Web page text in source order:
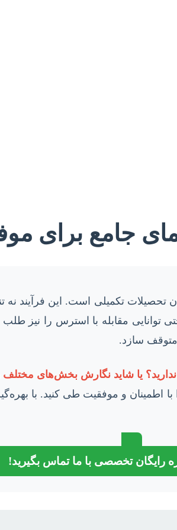
جامع برای
تحصیلات تکمیلی است. این فرآیند
مقابله با استرس را نیز
متوقف سازد.
یا شاید نگارش بخش‌های مختلف
با اطمینان و موفقیت طی کنید. با
رایگان تخصصی با ما تماس بگیرید!